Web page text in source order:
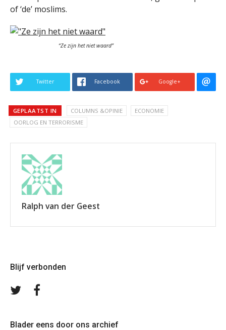
of ‘de’ moslims.
“Ze zijn het niet waard”
Twitter Facebook Google+
GEPLAATST IN COLUMNS &OPINIE
ECONOMIE
OORLOG EN TERRORISME
Ralph van der Geest
Blijf verbonden
Volg
Blader eens door ons archief